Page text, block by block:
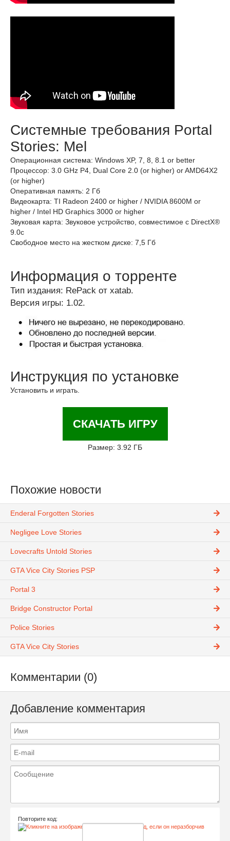
Системные требования Portal
Stories: Mel
Операционная система: Windows XP, 7, 8, 8.1 or better
Процессор: 3.0 GHz P4, Dual Core 2.0 (or higher) or AMD64X2
(or higher)
Оперативная память: 2 Гб
Видеокарта: TI Radeon 2400 or higher / NVIDIA 8600M or
higher / Intel HD Graphics 3000 or higher
Звуковая карта: Звуковое устройство, совместимое с DirectX®
9.0с
Свободное место на жестком диске: 7,5 Гб
Информация о торренте
Тип издания: RePack от xatab.
Версия игры: 1.02.
Инструкция по установке
Установить и играть.
СКАЧАТЬ ИГРУ
Размер: 3.92 ГБ
Похожие новости
Enderal Forgotten Stories
Negligee Love Stories
Lovecrafts Untold Stories
GTA Vice City Stories PSP
Portal 3
Bridge Constructor Portal
Police Stories
GTA Vice City Stories
Комментарии (0)
Добавление комментария
Повторите код: